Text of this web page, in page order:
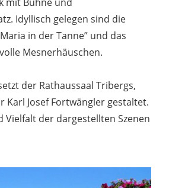
Idyllisch gelegen sind die
in der Tanne” und das
Mesnerhäuschen.
der Rathaussaal Tribergs,
Karl Josef Fortwängler gestaltet.
Vielfalt der dargestellten Szenen